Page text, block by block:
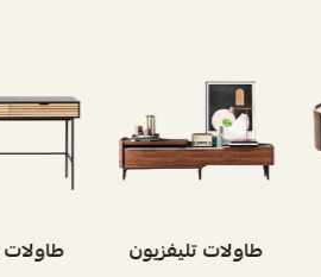
طاولات طاولات قهوة